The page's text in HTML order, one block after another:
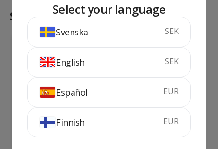
Samma kategori
73kr
Vinya Sant Manel
Brut Nature
75 cl 11.5%
231
Cordon Negro Brut
Magnum
1.5 liter 11.5%
Select your language
Svenska SEK
English SEK
Español EUR
Finnish EUR